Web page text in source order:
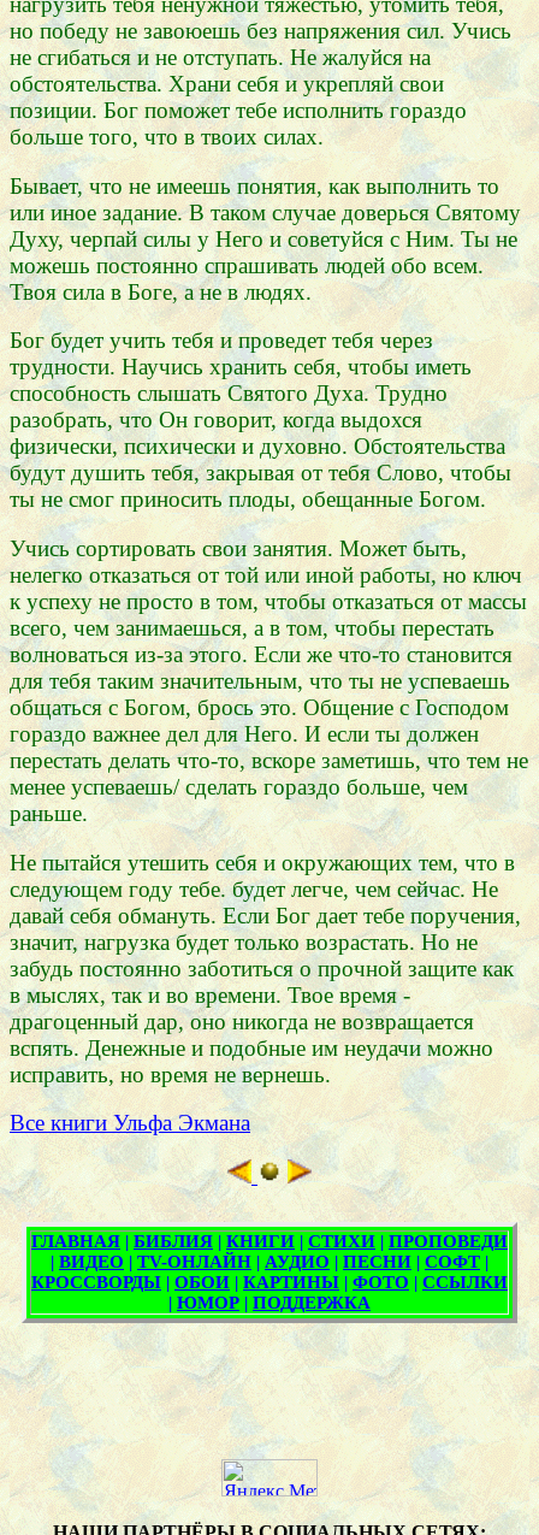
но победу не завоюешь без напряжения сил. Учись
не сгибаться и не отступать. Не жалуйся на
обстоятельства. Храни себя и укрепляй свои
позиции. Бог поможет тебе исполнить гораздо
больше того, что в твоих силах.
Бывает, что не имеешь понятия, как выполнить то
или иное задание. В таком случае доверься Святому
Духу, черпай силы у Него и советуйся с Ним. Ты не
можешь постоянно спрашивать людей обо всем.
Твоя сила в Боге, а не в людях.
Бог будет учить тебя и проведет тебя через
трудности. Научись хранить себя, чтобы иметь
способность слышать Святого Духа. Трудно
разобрать, что Он говорит, когда выдохся
физически, психически и духовно. Обстоятельства
будут душить тебя, закрывая от тебя Слово, чтобы
ты не смог приносить плоды, обещанные Богом.
Учись сортировать свои занятия. Может быть,
нелегко отказаться от той или иной работы, но ключ
к успеху не просто в том, чтобы отказаться от массы
всего, чем занимаешься, а в том, чтобы перестать
волноваться из-за этого. Если же что-то становится
для тебя таким значительным, что ты не успеваешь
общаться с Богом, брось это. Общение с Господом
гораздо важнее дел для Него. И если ты должен
перестать делать что-то, вскоре заметишь, что тем не
менее успеваешь/ сделать гораздо больше, чем
раньше.
Не пытайся утешить себя и окружающих тем, что в
следующем году тебе. будет легче, чем сейчас. Не
давай себя обмануть. Если Бог дает тебе поручения,
значит, нагрузка будет только возрастать. Но не
забудь постоянно заботиться о прочной защите как
в мыслях, так и во времени. Твое время -
драгоценный дар, оно никогда не возвращается
вспять. Денежные и подобные им неудачи можно
исправить, но время не вернешь.
Все книги Ульфа Экмана